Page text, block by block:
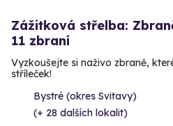
Zážitková střelba:
11 zbraní
Vyzkoušejte si naživo zbraně,
stříleček!
Bystré (okres Svitavy)
(+ 28 dalších lokalit)